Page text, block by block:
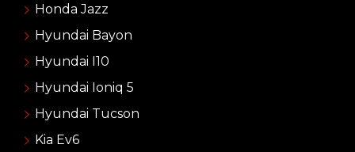
Honda Jazz
Hyundai Bayon
Hyundai I10
Hyundai Ioniq 5
Hyundai Tucson
Kia Ev6